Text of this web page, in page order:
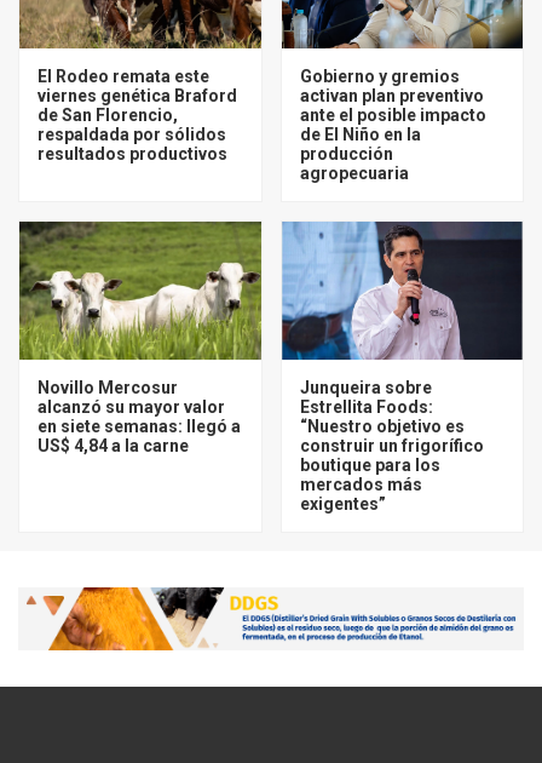
El Rodeo remata este
viernes genética Braford
de San Florencio,
respaldada por sólidos
resultados productivos
Gobierno y gremios
activan plan preventivo
ante el posible impacto
de El Niño en la
producción
agropecuaria
Novillo Mercosur
alcanzó su mayor valor
en siete semanas: llegó a
US$ 4,84 a la carne
Junqueira sobre
Estrellita Foods:
“Nuestro objetivo es
construir un frigorífico
boutique para los
mercados más
exigentes”